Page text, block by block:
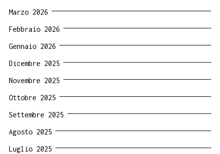
Marzo 2026
Febbraio 2026
Gennaio 2026
Dicembre 2025
Novembre 2025
Ottobre 2025
Settembre 2025
Agosto 2025
Luglio 2025